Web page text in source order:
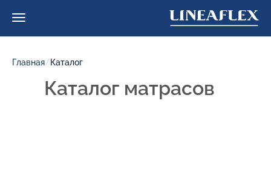
Главная/Каталог
Каталог матрасов